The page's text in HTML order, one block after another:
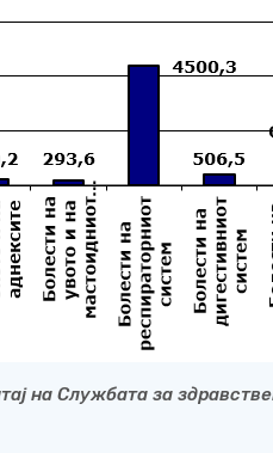
на Службата за